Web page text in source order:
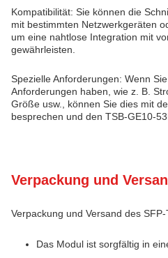
Kompatibilität: Sie können die
mit bestimmten Netzwerkgeräten
um eine nahtlose Integration mit
gewährleisten.
Spezielle Anforderungen: Wenn
Anforderungen haben, wie z. B.
Größe usw., können Sie dies mit
besprechen und den TSB-GE10-
Verpackung und
Verpackung und Versand des
Das Modul ist sorgfältig in